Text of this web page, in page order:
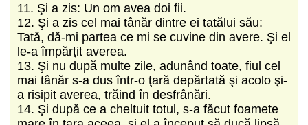
11. Şi a zis: Un om avea doi fii.
12. Şi a zis cel mai tânăr dintre ei tatălui său:
Tată, dă-mi partea ce mi se cuvine din avere. Şi el
le-a împărţit averea.
13. Şi nu după multe zile, adunând toate, fiul cel
mai tânăr s-a dus într-o ţară depărtată şi acolo şi-
a risipit averea, trăind în desfrânări.
14. Şi după ce a cheltuit totul, s-a făcut foamete